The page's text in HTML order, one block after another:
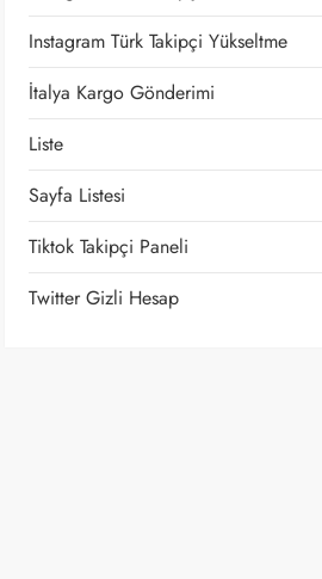
Instagram Türk Takipçi Yükseltme
İtalya Kargo Gönderimi
Liste
Sayfa Listesi
Tiktok Takipçi Paneli
Twitter Gizli Hesap